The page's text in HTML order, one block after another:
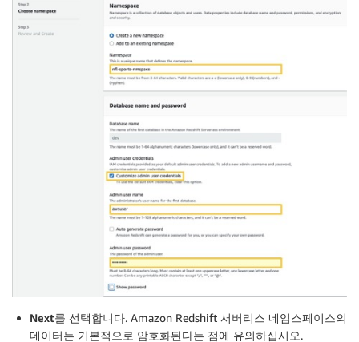
Next를 선택합니다. Amazon Redshift 서버리스 네임스페이스의
데이터는 기본적으로 암호화된다는 점에 유의하십시오.